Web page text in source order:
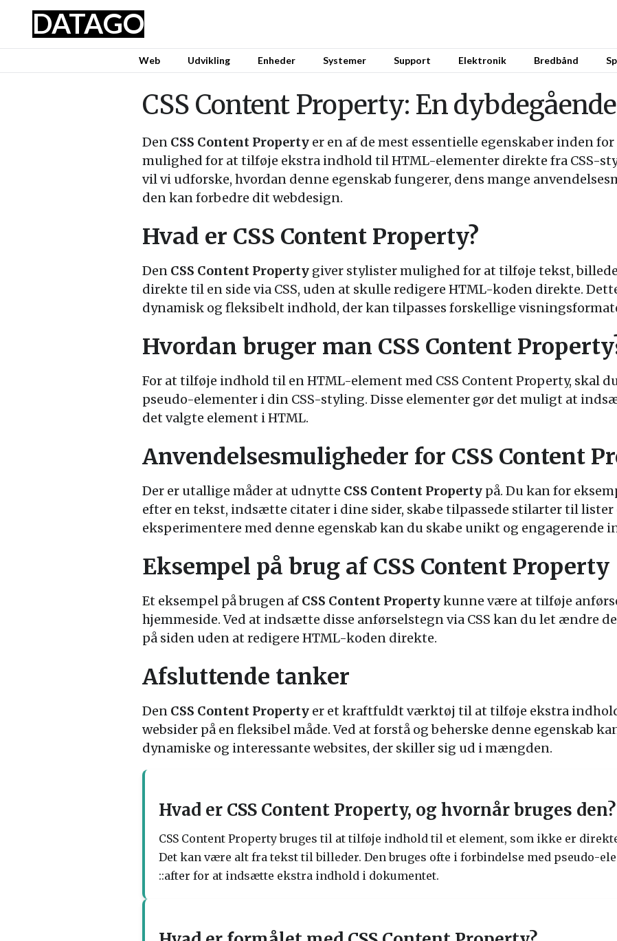
DATAGO
Web Udvikling Enheder Systemer Support Elektronik Bredbånd
CSS Content Property: En
Den CSS Content Property er en af de mest essentielle egenskaber inden
mulighed for at tilføje ekstra indhold til HTML-elementer direkte fra CSS-
vil vi udforske, hvordan denne egenskab fungerer, dens mange
den kan forbedre dit webdesign.
Hvad er CSS Content Property?
Den CSS Content Property giver stylister mulighed for at tilføje tekst,
direkte til en side via CSS, uden at skulle redigere HTML-koden direkte.
dynamisk og fleksibelt indhold, der kan tilpasses forskellige
Hvordan bruger man CSS Content
For at tilføje indhold til en HTML-element med CSS Content Property, skal
pseudo-elementer i din CSS-styling. Disse elementer gør det muligt at
det valgte element i HTML.
Anvendelsesmuligheder for CSS Content
Der er utallige måder at udnytte CSS Content Property på. Du kan for
efter en tekst, indsætte citater i dine sider, skabe tilpassede stilarter til lister
eksperimentere med denne egenskab kan du skabe unikt og engagerende
Eksempel på brug af CSS Content Property
Et eksempel på brugen af CSS Content Propertykunne være at tilføje
hjemmeside. Ved at indsætte disse anførselstegn via CSS kan du let ændre
på siden uden at redigere HTML-koden direkte.
Afsluttende tanker
Den CSS Content Property er et kraftfuldt værktøj til at tilføje ekstra
websider på en fleksibel måde. Ved at forstå og beherske denne egenskab
dynamiske og interessante websites, der skiller sig ud i mængden.
Hvad er CSS Content Property, og hvornår bruges den?
CSS Content Property bruges til at tilføje indhold til et element, som ikke er
Det kan være alt fra tekst til billeder. Den bruges ofte i forbindelse med pseudo-
::after for at indsætte ekstra indhold i dokumentet.